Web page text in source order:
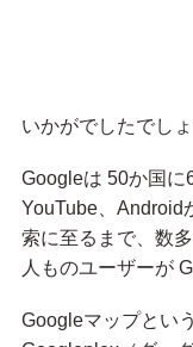
いかがでしたでし
Googleは 50か国に
YouTube、Android
索に至るまで、数
人ものユーザーが
Googleマップとい